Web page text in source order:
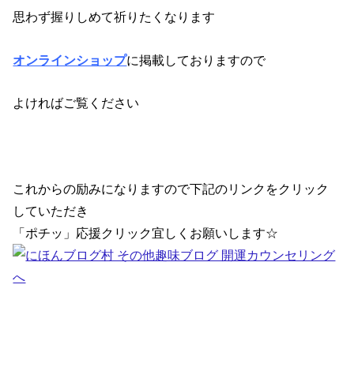
思わず握りしめて祈りたくなります
オンラインショップに掲載しておりますので
よければご覧ください
これからの励みになりますので下記のリンクをクリック
していただき
「ポチッ」応援クリック宜しくお願いします☆